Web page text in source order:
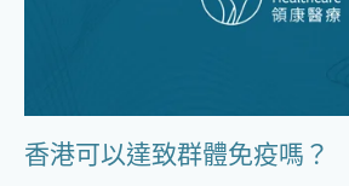
香港可以達致群體免疫嗎？